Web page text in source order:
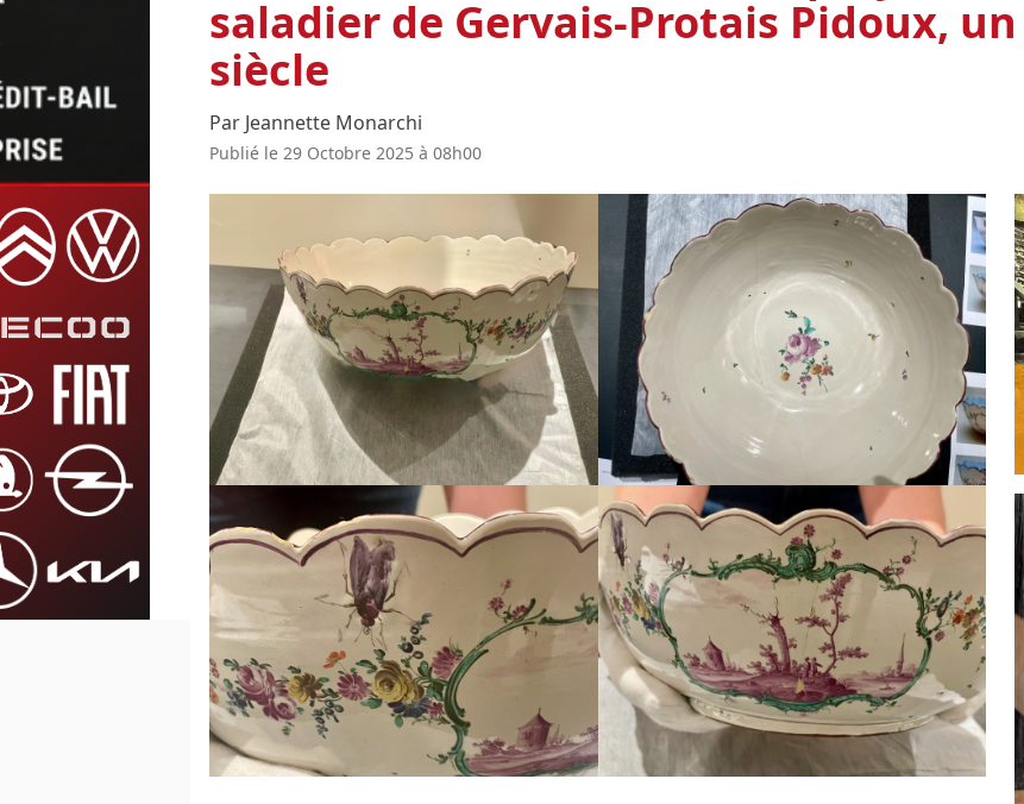
saladier de Gervais-Protais Pidoux,
siècle
Par Jeannette Monarchi
Publié le 29 Octobre 2025 à 08h00